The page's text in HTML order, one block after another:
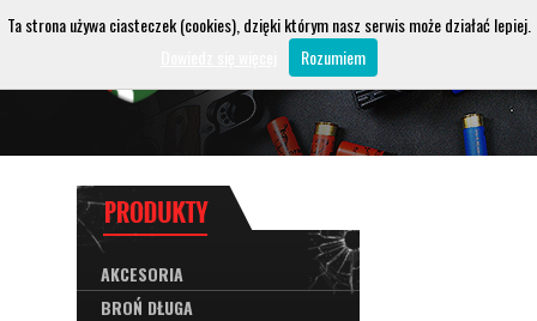
AKCESORIA
BROŃ DŁUGA
Ta strona używa ciasteczek (cookies), dzięki którym nasz serwis może działać lepiej.
Rozumiem